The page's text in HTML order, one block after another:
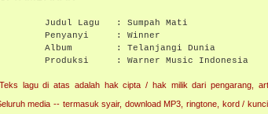
Judul Lagu : Sumpah Mati
Penyanyi : Winner
Album : Telanjangi Dunia
Produksi : Warner Music Indonesia
Teks lagu di atas adalah hak cipta / hak milik dari pengarang,
media -- termasuk syair, download MP3, ringtone, kord /